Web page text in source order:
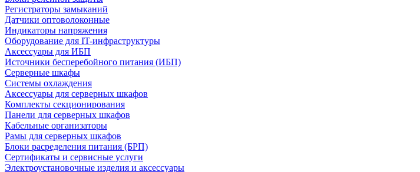
Регистраторы замыканий
Датчики оптоволоконные
Индикаторы напряжения
Оборудование для IT-инфраструктуры
Аксессуары для ИБП
Источники бесперебойного питания (ИБП)
Серверные шкафы
Системы охлаждения
Аксессуары для серверных шкафов
Комплекты секционирования
Панели для серверных шкафов
Кабельные организаторы
Рамы для серверных шкафов
Блоки расределения питания (БРП)
Сертификаты и сервисные услуги
Электроустановочные изделия и аксессуары